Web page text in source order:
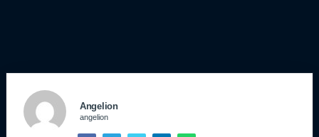
Angelion
angelion